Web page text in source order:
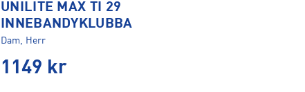
UNILITE MAX TI 29
INNEBANDYKLUBBA
Dam, Herr
1149 kr